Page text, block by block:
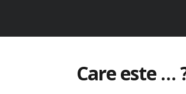
Care este …